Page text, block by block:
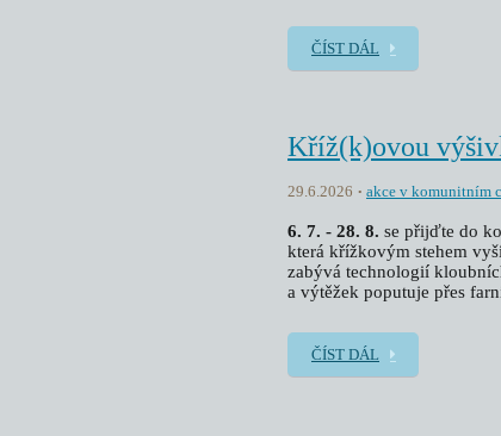
ČÍST DÁL
Kříž(k)ovou
29.6.2026 akce v komunitním
6. 7. - 28. 8. se přijďte do
která křížkovým stehem
zabývá technologií
a výtěžek poputuje přes
ČÍST DÁL